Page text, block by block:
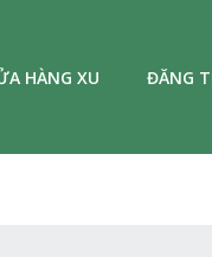
HÀNG XU ĐĂNG